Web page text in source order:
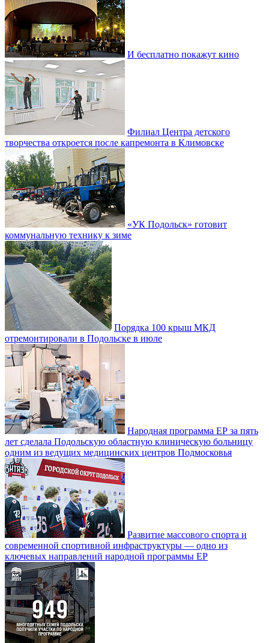
И бесплатно покажут кино
Филиал Центра детского
творчества откроется после капремонта в Климовске
«УК Подольск» готовит
коммунальную технику к зиме
Порядка 100 крыш МКД
отремонтировали в Подольске в июле
Народная программа ЕР за пять
лет сделала Подольскую областную клиническую больницу
одним из ведущих медицинских центров Подмосковья
Развитие массового спорта и
современной спортивной инфраструктуры — одно из
ключевых направлений народной программы ЕР